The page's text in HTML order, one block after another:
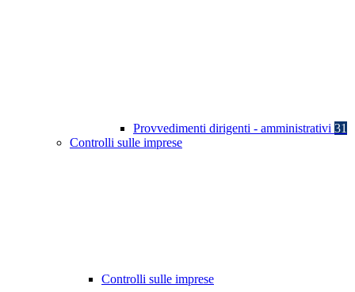
Provvedimenti dirigenti - amministrativi 31
Controlli sulle imprese
Controlli sulle imprese